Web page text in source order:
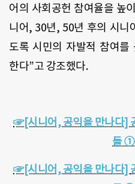
어의 사회공헌 참여율을 높
니어, 30년, 50년 후의 시니
도록 시민의 자발적 참여를
한다”고 강조했다.
☞[시니어, 공익을 만나다]
들 ①
☞[시니어, 공익을 만나다]